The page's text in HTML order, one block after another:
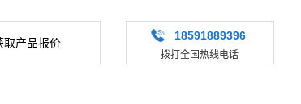
取产品报价
18591889396
拨打全国热线电话